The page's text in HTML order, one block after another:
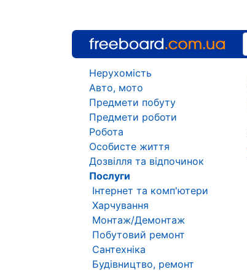
Нерухомість
Авто, мото
Предмети побуту
Предмети роботи
Робота
Особисте життя
Дозвілля та відпочинок
Послуги
Інтернет та комп'ютери
Харчування
Монтаж/Демонтаж
Побутовий ремонт
Сантехніка
Будівництво, ремонт